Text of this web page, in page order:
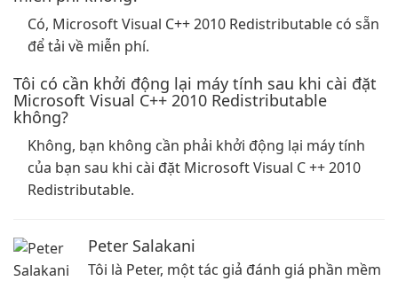
Có, Microsoft Visual C++ 2010 Redistributable có sẵn
để tải về miễn phí.
Tôi có cần khởi động lại máy tính sau khi cài đặt
Microsoft Visual C++ 2010 Redistributable
không?
Không, bạn không cần phải khởi động lại máy tính
của bạn sau khi cài đặt Microsoft Visual C ++ 2010
Redistributable.
Peter Salakani
Tôi là Peter, một tác giả đánh giá phần mềm